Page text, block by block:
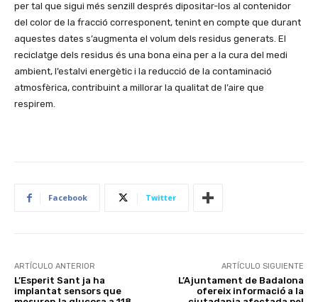
per tal que sigui més senzill després dipositar-los al contenidor
del color de la fracció corresponent, tenint en compte que durant
aquestes dates s’augmenta el volum dels residus generats. El
reciclatge dels residus és una bona eina per a la cura del medi
ambient, l’estalvi energètic i la reducció de la contaminació
atmosfèrica, contribuint a millorar la qualitat de l’aire que
respirem.
Facebook Twitter
ARTÍCULO ANTERIOR
L’Esperit Sant ja ha
implantat sensors que
ARTÍCULO SIGUIENTE
L’Ajuntament de Badalona
ofereix informació a la